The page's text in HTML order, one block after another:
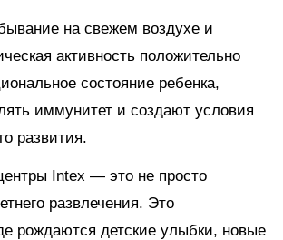
на свежем воздухе и
активность положительно
состояние ребенка,
иммунитет и создают условия
развития.
Intex — это не просто
развлечения. Это
рождаются детские улыбки, новые